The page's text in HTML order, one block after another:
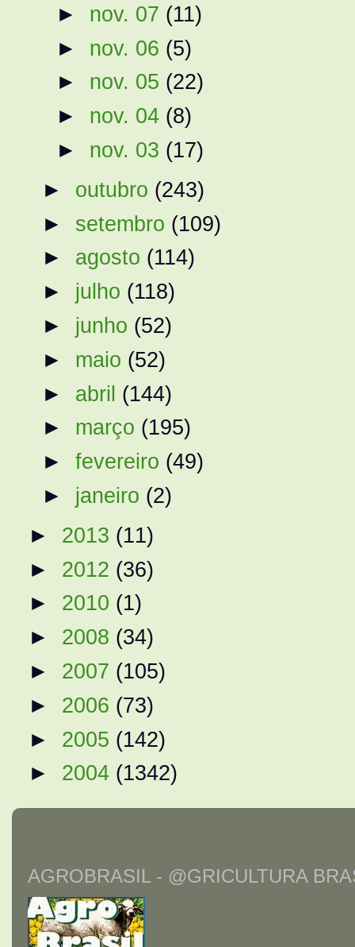
► nov. 07 (11)
► nov. 06 (5)
► nov. 05 (22)
► nov. 04 (8)
► nov. 03 (17)
► outubro (243)
► setembro (109)
► agosto (114)
► julho (118)
► junho (52)
► maio (52)
► abril (144)
► março (195)
►fevereiro (49)
► janeiro (2)
► 2013 (11)
► 2012 (36)
► 2010 (1)
► 2008 (34)
► 2007 (105)
► 2006 (73)
► 2005 (142)
► 2004 (1342)
AGROBRASIL - @GRICULTURA